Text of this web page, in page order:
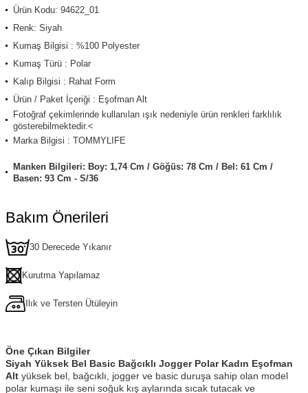
Ürün Kodu: 94622_01
Renk: Siyah
Kumaş Bilgisi : %100 Polyester
Kumaş Türü : Polar
Kalıp Bilgisi : Rahat Form
Ürün / Paket İçeriği : Eşofman Alt
Fotoğraf çekimlerinde kullanılan ışık nedeniyle ürün renkleri farklılık
gösterebilmektedir.<
Marka Bilgisi : TOMMYLIFE
Manken Bilgileri: Boy: 1,74 Cm / Göğüs: 78 Cm / Bel: 61 Cm /
Basen: 93 Cm - S/36
Bakım Önerileri
30 Derecede Yıkanır
Kurutma Yapılamaz
Ilık ve Tersten Ütüleyin
Öne Çıkan Bilgiler
Siyah Yüksek Bel Basic Bağcıklı Jogger Polar Kadın Eşofman
Alt yüksek bel, bağcıklı, jogger ve basic duruşa sahip olan model
polar kumaşı ile seni soğuk kış aylarında sıcak tutacak ve